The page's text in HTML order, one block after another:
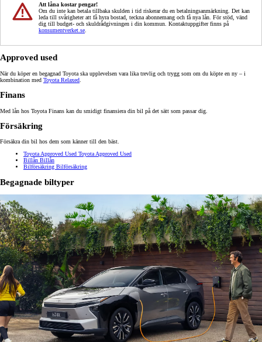
Att låna kostar pengar!
Om du inte kan betala tillbaka skulden i tid riskerar du en betalningsanmärkning. Det kan
leda till svårigheter att få hyra bostad, teckna abonnemang och få nya lån. För stöd, vänd
dig till budget- och skuldrådgivningen i din kommun. Kontaktuppgifter finns på
konsumentverket.se
Approved used
När du köper en begagnad Toyota ska upplevelsen vara lika trevlig och trygg som om du köpte en ny – i
kombination med Toyota Relaxed
Finans
Med lån hos Toyota Finans kan du smidigt finansiera din bil på det sätt som passar dig.
Försäkring
Försäkra din bil hos dem som känner till den bäst.
Toyota Approved Used Toyota Approved Used
Billån Billån
Bilförsäkring Bilförsäkring
Begagnade biltyper